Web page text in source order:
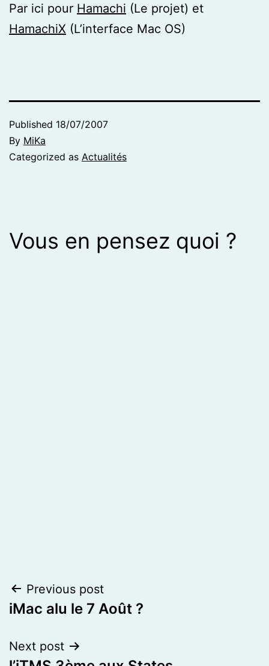
Par ici pour Hamachi (Le projet) et
HamachiX (L’interface Mac OS)
Published 18/07/2007
By MiKa
Categorized as Actualités
Vous en pensez quoi ?
Post
navigation
Previous post
iMac alu le 7 Août ?
Next post